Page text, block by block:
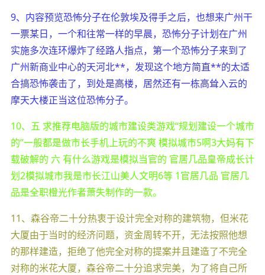
9、内容预览恐怖分子在伦敦埃及得手之后，也想来广州干
一票某日，一个和往常一样的早晨，恐怖分子计划在广州
实施多次连环爆炸了经路人指点，第一个恐怖分子来到了
广州新商业中心的天河北**，发现这个地方简直**的太适
合搞恐怖袭击了，到处是高楼，居然还有一栋高耸入云的
摩天大楼正当这位恐怖分子。
10、五 求推荐电脑版的城市建设类游戏“规划建设一个城市
的”一般都是做市长手机上玩的不爽 模拟城市5啊3大妈有下
载破解的 六 有什么游戏是模拟当官的 官居几品皇帝成长计
划2模拟城市我是市长江山美人文明6等 1官居几品 官居几
品是全职橙光作者萧失制作的一款。
11、森谷帝二十分热衷于设计完全对称的建筑物，但米花
大厦由于当时的经济问题，资金周转不开，无法按照他想
的那样建造，拒绝了他完全对称的提案并且建造了不完全
对称的米花大厦，森谷帝二十分追求完美，为了将自己所